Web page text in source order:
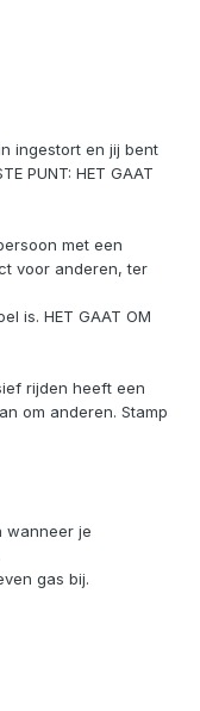
ingestort en jij bent
PUNT: HET GAAT
met een
voor anderen, ter
is. HET GAAT OM
rijden heeft een
om anderen. Stamp
wanneer je
gas bij.